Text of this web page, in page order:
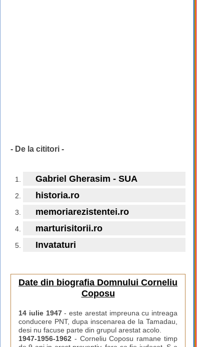
- De la cititori -
Gabriel Gherasim - SUA
historia.ro
memoriarezistentei.ro
marturisitorii.ro
Invataturi
Date din biografia Domnului Corneliu
Coposu
14 iulie 1947- este arestat impreuna cu intreaga
conducere PNT, dupa inscenarea de la Tamadau,
desi nu facuse parte din grupul arestat acolo.
1947-1956-1962 - Corneliu Coposu ramane timp